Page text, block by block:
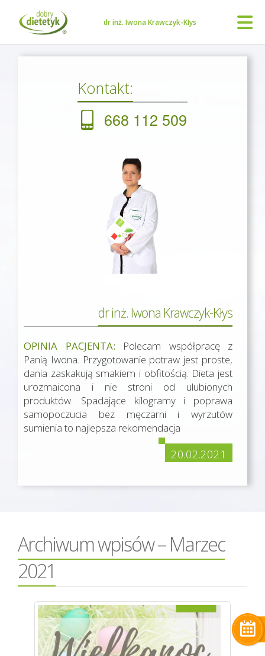
dr inż. Iwona Krawczyk-Kłys
Kontakt:
668 112 509
dr inż. Iwona Krawczyk-Kłys
OPINIA PACJENTA: Polecam współpracę z
Panią Iwona. Przygotowanie potraw jest proste,
dania zaskakują smakiem i obfitością. Dieta jest
urozmaicona i nie stroni od ulubionych
produktów. Spadające kilogramy i poprawa
samopoczucia bez męczarni i wyrzutów
sumienia to najlepsza rekomendacja
20.02.2021
Archiwum wpisów – Marzec
2021